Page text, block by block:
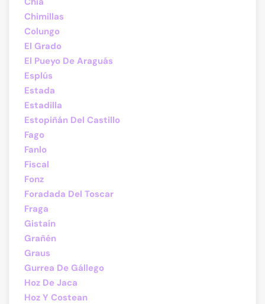
Chimillas
Colungo
El Grado
El Pueyo De Araguás
Esplús
Estada
Estadilla
Estopiñán Del Castillo
Fago
Fanlo
Fiscal
Fonz
Foradada Del Toscar
Fraga
Gistaín
Grañén
Graus
Gurrea De Gállego
Hoz De Jaca
Hoz Y Costean